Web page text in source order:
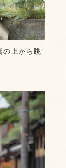
の上から眺